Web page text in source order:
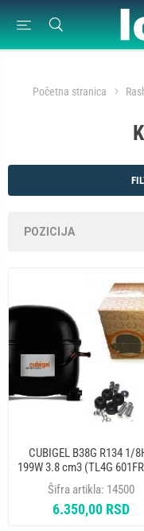
Početna stranica
CUBIGEL B38G R134 1/
199W 3.8 cm3 (TL4G
KOMPRESOR
Šifra artikla: 14500
6.350,00 RSD